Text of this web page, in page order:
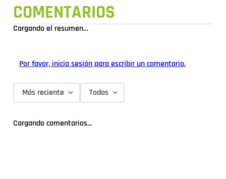
COMENTARIOS
Cargando el resumen…
Por favor, inicia sesión para escribir un comentario.
Más reciente Todos
Cargando comentarios…